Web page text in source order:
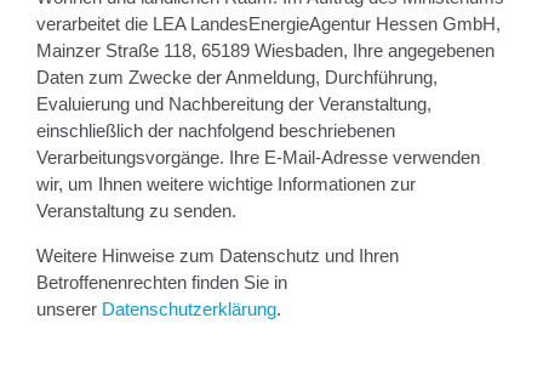
verarbeitet die LEA LandesEnergieAgentur Hessen GmbH,
Mainzer Straße 118, 65189 Wiesbaden, Ihre angegebenen
Daten zum Zwecke der Anmeldung, Durchführung,
Evaluierung und Nachbereitung der Veranstaltung,
einschließlich der nachfolgend beschriebenen
Verarbeitungsvorgänge. Ihre E-Mail-Adresse verwenden
wir, um Ihnen weitere wichtige Informationen zur
Veranstaltung zu senden.
Weitere Hinweise zum Datenschutz und Ihren
Betroffenenrechten finden Sie in
unserer Datenschutzerklärung.